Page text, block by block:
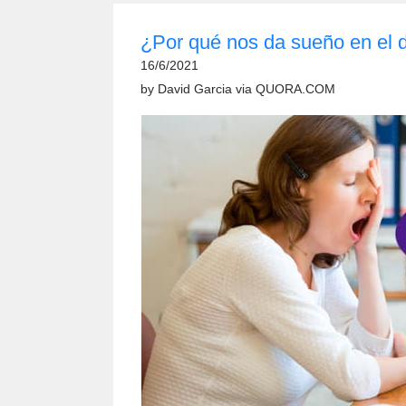
¿Por qué nos da sueño en el
16/6/2021
by David Garcia via QUORA.COM